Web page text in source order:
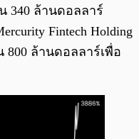
340 ล้านดอลลาร์
Fintech Holding
800 ล้านดอลลาร์เพื่อ